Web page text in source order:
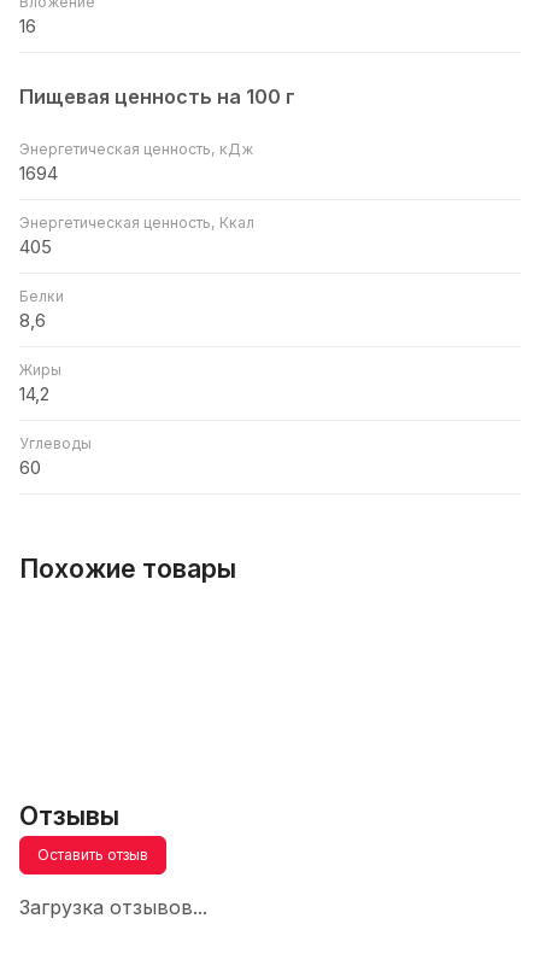
16
Пищевая ценность на 100 г
Энергетическая ценность, кДж
1694
Энергетическая ценность, Ккал
405
Белки
8,6
Жиры
14,2
Углеводы
60
Похожие товары
Отзывы
Оставить отзыв
Загрузка отзывов...